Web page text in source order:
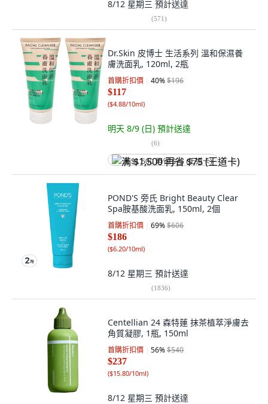
8/12 星期三 預計送達
(571)
Dr.Skin 皮博士 生活系列 溫和保濕養
膚洗面乳, 120ml, 2瓶
首購折扣價 40%$196
$117
($4.88/10ml)
明天 8/9 (日) 預計送達
(6)
满 $1,500 再省 $75 (王道卡)
POND'S 旁氏 Bright Beauty Clear
Spa胺基酸洗面乳, 150ml, 2個
首購折扣價 69%$606
$186
($6.20/10ml)
8/12 星期三 預計送達
(1836)
Centellian 24 森特蓮 抹茶植萃淨膚去
角質凝膠, 1瓶, 150ml
首購折扣價 56%$540
$237
($15.80/10ml)
8/12 星期三 預計送達